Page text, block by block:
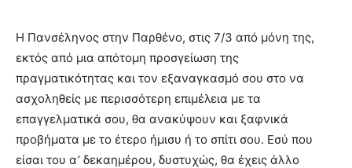
Η Πανσέληνος στην Παρθένο, στις 7/3 από μόνη της,
εκτός από μια απότομη προσγείωση της
πραγματικότητας και τον εξαναγκασμό σου στο να
ασχοληθείς με περισσότερη επιμέλεια με τα
επαγγελματικά σου, θα ανακύψουν και ξαφνικά
προβήματα με το έτερο ήμισυ ή το σπίτι σου. Εσύ που
είσαι του α’ δεκαημέρου, δυστυχώς, θα έχεις άλλο